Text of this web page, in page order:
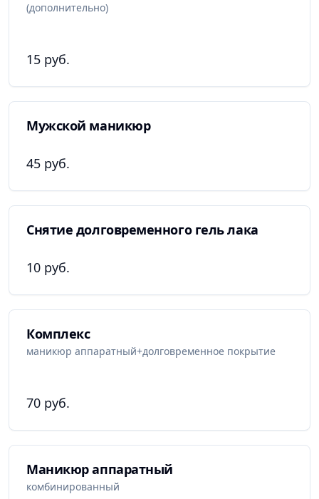
(дополнительно)
15 руб.
Мужской маникюр
45 руб.
Снятие долговременного гель лака
10 руб.
Комплекс
маникюр аппаратный+долговременное покрытие
70 руб.
Маникюр аппаратный
комбинированный